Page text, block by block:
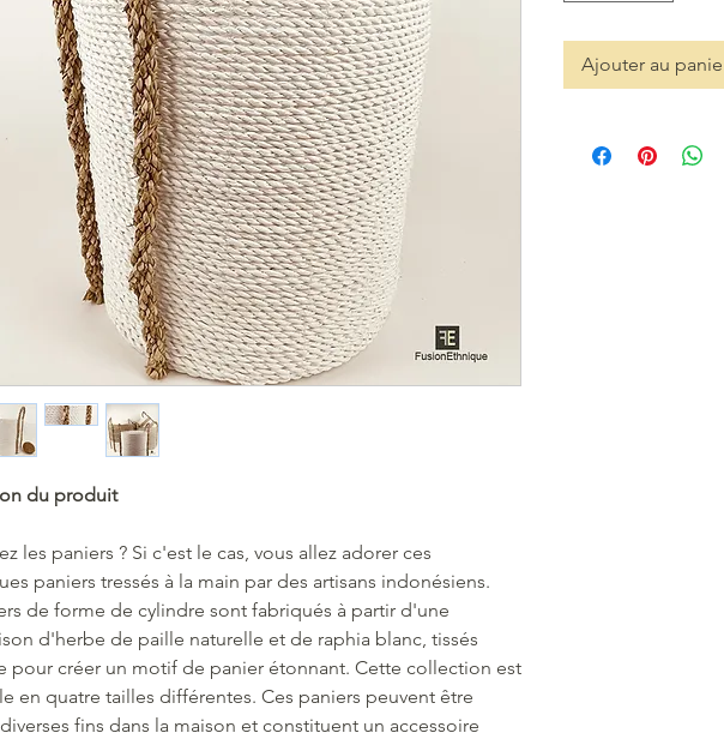
du produit
les paniers ? Si c'est le cas, vous allez adorer ces
paniers tressés à la main par des artisans indonésiens.
de forme de cylindre sont fabriqués à partir d'une
d'herbe de paille naturelle et de raphia blanc, tissés
pour créer un motif de panier étonnant. Cette collection est
en quatre tailles différentes. Ces paniers peuvent être
fins dans la maison et constituent un accessoire
Ajouter au